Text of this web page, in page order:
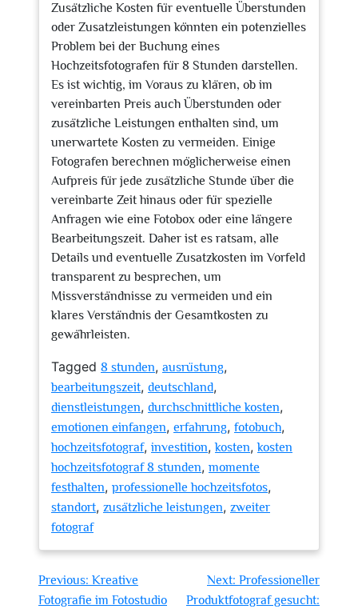
Zusätzliche Kosten für eventuelle Überstunden
oder Zusatzleistungen könnten ein potenzielles
Problem bei der Buchung eines
Hochzeitsfotografen für 8 Stunden darstellen.
Es ist wichtig, im Voraus zu klären, ob im
vereinbarten Preis auch Überstunden oder
zusätzliche Leistungen enthalten sind, um
unerwartete Kosten zu vermeiden. Einige
Fotografen berechnen möglicherweise einen
Aufpreis für jede zusätzliche Stunde über die
vereinbarte Zeit hinaus oder für spezielle
Anfragen wie eine Fotobox oder eine längere
Bearbeitungszeit. Daher ist es ratsam, alle
Details und eventuelle Zusatzkosten im Vorfeld
transparent zu besprechen, um
Missverständnisse zu vermeiden und ein
klares Verständnis der Gesamtkosten zu
gewährleisten.
Tagged 8 stunden, ausrüstung,
bearbeitungszeit, deutschland,
dienstleistungen, durchschnittliche kosten,
emotionen einfangen, erfahrung, fotobuch,
hochzeitsfotograf, investition,kosten,kosten
hochzeitsfotograf 8 stunden, momente
festhalten, professionelle hochzeitsfotos,
standort, zusätzliche leistungen, zweiter
fotograf
Beitragsnavigation
Previous: Kreative
Fotografie im Fotostudio
Next: Professioneller
Produktfotograf gesucht: